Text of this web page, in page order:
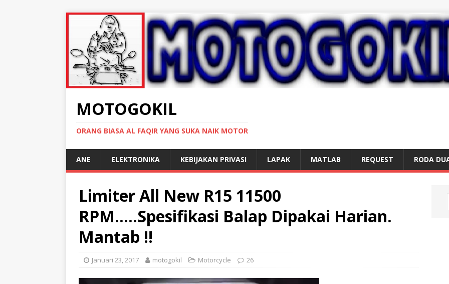
MOTOGOKIL
ORANG BIASA AL FAQIR YANG SUKA NAIK MOTOR
ANE ELEKTRONIKA KEBIJAKAN PRIVASI LAPAK MATLAB REQUEST RODA
Limiter All New R15 11500
RPM…..Spesifikasi Balap Dipakai Harian.
Mantab !!
Januari 23, 2017 motogokil Motorcycle 26